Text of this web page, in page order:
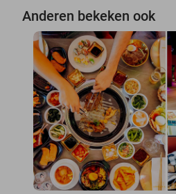
Anderen bekeken ook